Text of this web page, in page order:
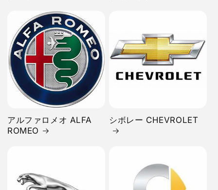
アルファロメオ ALFA
ROMEO
シボレー CHEVROLET